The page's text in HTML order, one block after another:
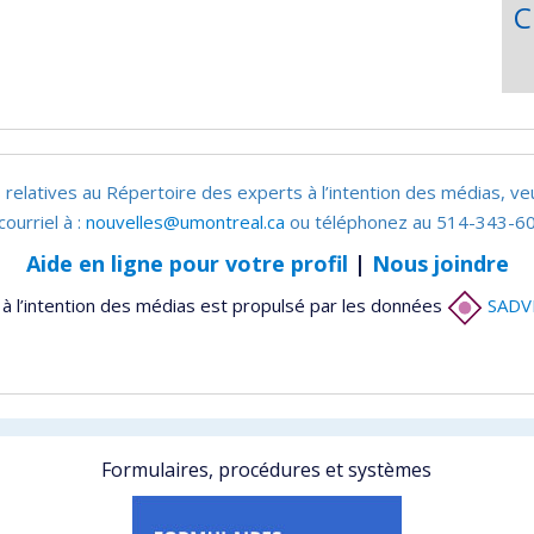
au Répertoire des experts à l’intention des médias,
à : nouvelles@umontreal.ca ou téléphonez au 514-343-
Aide en ligne pour votre profil | Nous joindre
l’intention des médias est propulsé par les données
Formulaires, procédures et systèmes